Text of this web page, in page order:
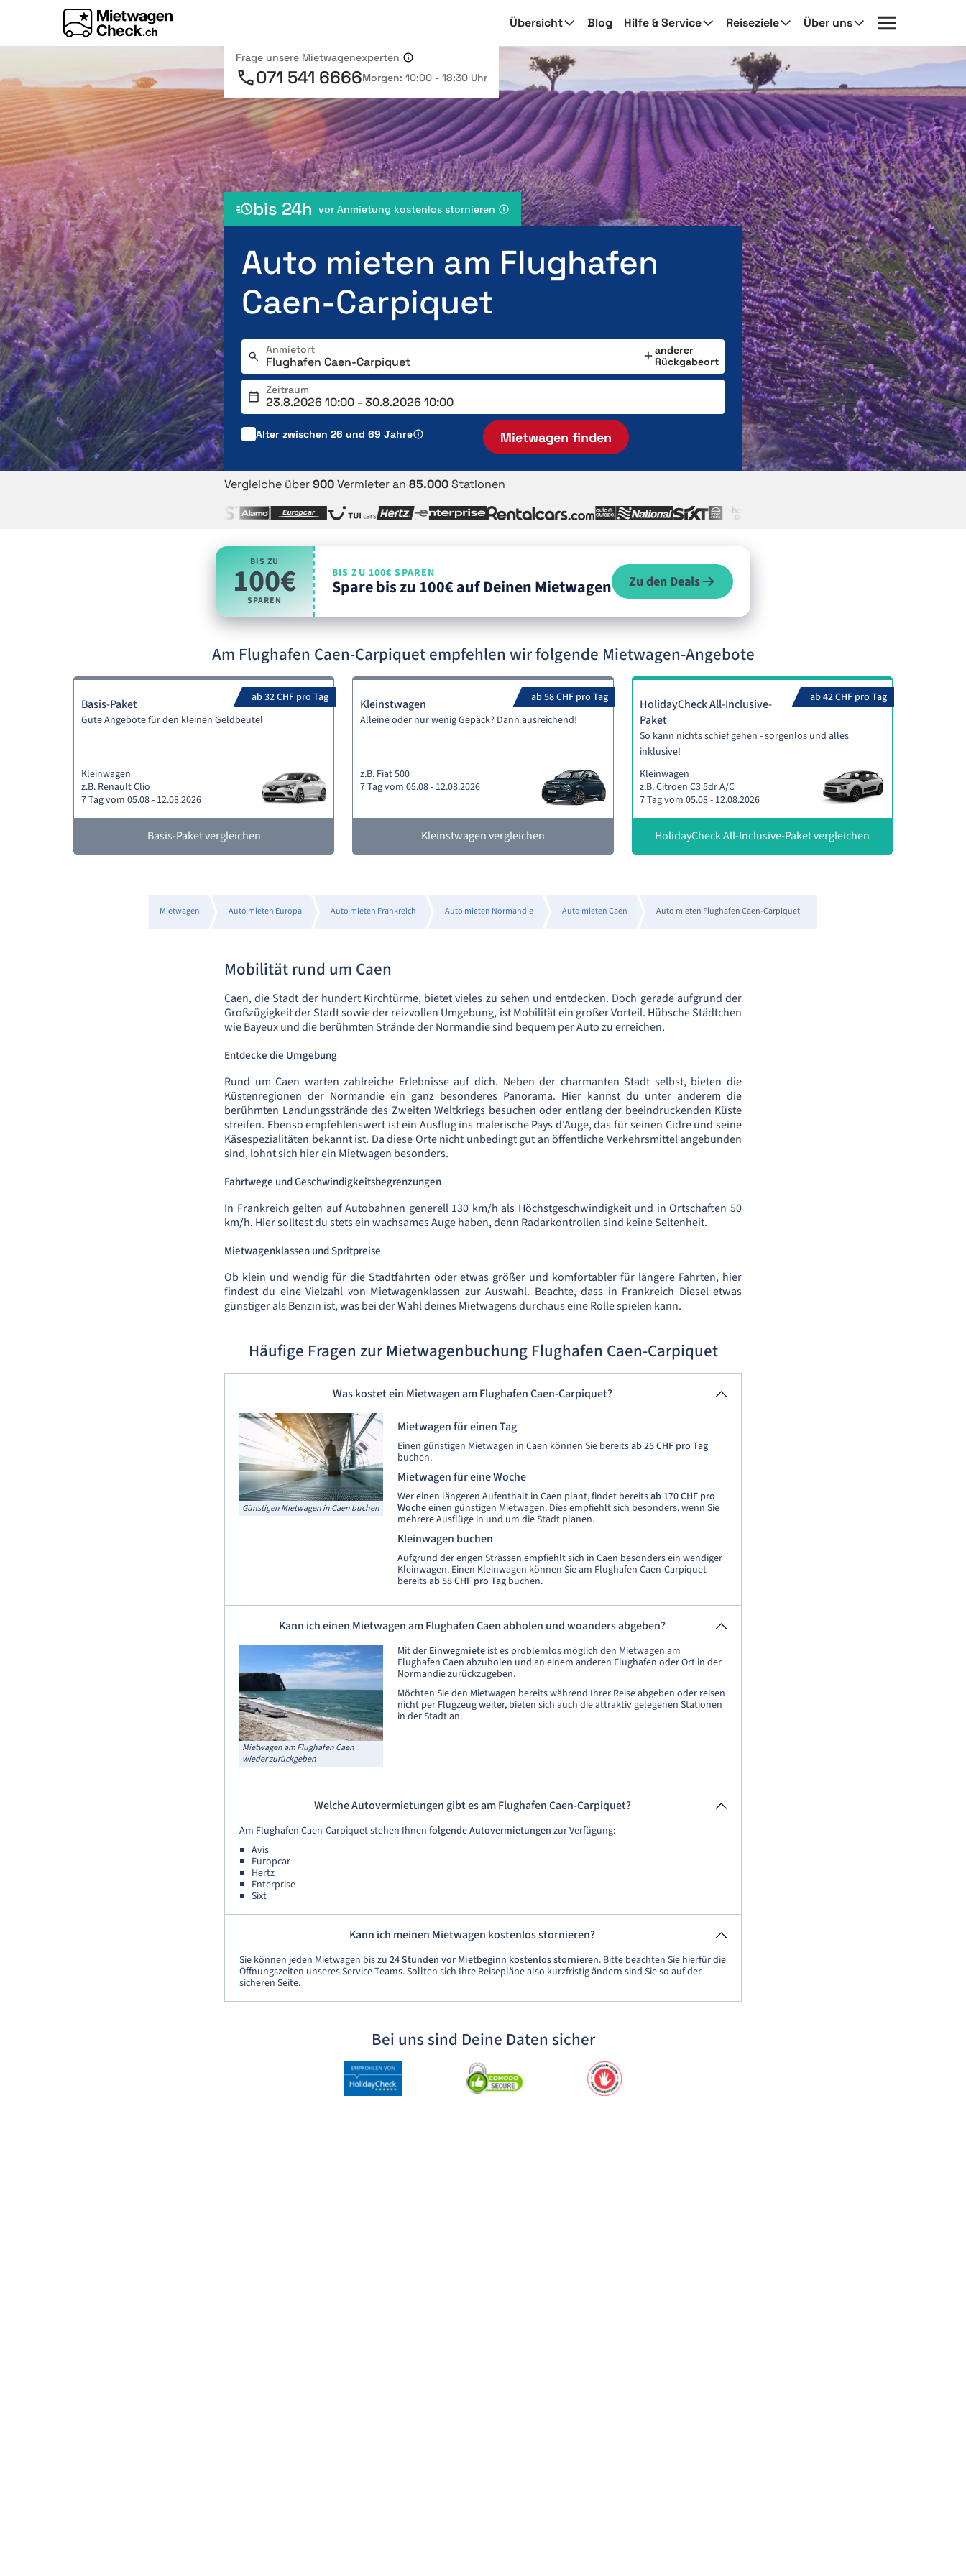
Übersicht Blog Hilfe & Service Reiseziele Über uns
Frage unsere Mietwagenexperten
071 541 6666Morgen: 10:00 - 18:30 Uhr
bis 24h vor Anmietung kostenlos stornieren
Auto mieten am Flughafen
Caen-Carpiquet
Anmietort
anderer
Rückgabeort
Zeitraum
Alter zwischen 26 und 69 Jahre Mietwagen finden
Vergleiche über900Vermieter an 85.000Stationen
BIS ZU
100€
SPAREN
BIS ZU 100€ SPAREN
Spare bis zu 100€ auf Deinen Mietwagen Zu den Deals
Am Flughafen Caen-Carpiquet empfehlen wir folgende Mietwagen-Angebote
ab 32 CHF pro Tag
Basis-Paket
Gute Angebote für den kleinen Geldbeutel
Kleinwagen
z.B. Renault Clio
7 Tag vom 05.08 - 12.08.2026
Basis-Paket vergleichen
ab 58 CHF pro Tag
Kleinstwagen
Alleine oder nur wenig Gepäck? Dann ausreichend!
z.B. Fiat 500
7 Tag vom 05.08 - 12.08.2026
Kleinstwagen vergleichen
ab 42 CHF pro Tag
HolidayCheck All-Inclusive-
Paket
So kann nichts schief gehen - sorgenlos und alles
inklusive!
Kleinwagen
z.B. Citroen C3 5dr A/C
7 Tag vom 05.08 - 12.08.2026
HolidayCheck All-Inclusive-Paket vergleichen
Mietwagen Auto mieten Europa Auto mieten Frankreich Auto mieten Normandie Auto mieten Caen Auto mieten Flughafen Caen-Carpiquet
Mobilität rund um Caen
Caen, die Stadt der hundert Kirchtürme, bietet vieles zu sehen und entdecken. Doch gerade aufgrund der
Großzügigkeit der Stadt sowie der reizvollen Umgebung, ist Mobilität ein großer Vorteil. Hübsche Städtchen
wie Bayeux und die berühmten Strände der Normandie sind bequem per Auto zu erreichen.
Entdecke die Umgebung
Rund um Caen warten zahlreiche Erlebnisse auf dich. Neben der charmanten Stadt selbst, bieten die
Küstenregionen der Normandie ein ganz besonderes Panorama. Hier kannst du unter anderem die
berühmten Landungsstrände des Zweiten Weltkriegs besuchen oder entlang der beeindruckenden Küste
streifen. Ebenso empfehlenswert ist ein Ausflug ins malerische Pays d'Auge, das für seinen Cidre und seine
Käsespezialitäten bekannt ist. Da diese Orte nicht unbedingt gut an öffentliche Verkehrsmittel angebunden
sind, lohnt sich hier ein Mietwagen besonders.
Fahrtwege und Geschwindigkeitsbegrenzungen
In Frankreich gelten auf Autobahnen generell 130 km/h als Höchstgeschwindigkeit und in Ortschaften 50
km/h. Hier solltest du stets ein wachsames Auge haben, denn Radarkontrollen sind keine Seltenheit.
Mietwagenklassen und Spritpreise
Ob klein und wendig für die Stadtfahrten oder etwas größer und komfortabler für längere Fahrten, hier
findest du eine Vielzahl von Mietwagenklassen zur Auswahl. Beachte, dass in Frankreich Diesel etwas
günstiger als Benzin ist, was bei der Wahl deines Mietwagens durchaus eine Rolle spielen kann.
Häufige Fragen zur Mietwagenbuchung Flughafen Caen-Carpiquet
Was kostet ein Mietwagen am Flughafen Caen-Carpiquet?
Günstigen Mietwagen in Caen buchen
Mietwagen für einen Tag
Einen günstigen Mietwagen in Caen können Sie bereitsab 25 CHF pro Tag
buchen.
Mietwagen für eine Woche
Wer einen längeren Aufenthalt in Caen plant, findet bereitsab 170 CHF pro
Wocheeinen günstigen Mietwagen. Dies empfiehlt sich besonders, wenn Sie
mehrere Ausflüge in und um die Stadt planen.
Kleinwagen buchen
Aufgrund der engen Strassen empfiehlt sich in Caen besonders ein wendiger
Kleinwagen. Einen Kleinwagen können Sie am Flughafen Caen-Carpiquet
bereitsab 58 CHF pro Tag buchen.
Kann ich einen Mietwagen am Flughafen Caen abholen und woanders abgeben?
Mietwagen am Flughafen Caen
wieder zurückgeben
Mit der Einwegmiete ist es problemlos möglich den Mietwagen am
Flughafen Caen abzuholen und an einem anderen Flughafen oder Ort in der
Normandie zurückzugeben.
Möchten Sie den Mietwagen bereits während Ihrer Reise abgeben oder reisen
nicht per Flugzeug weiter, bieten sich auch die attraktiv gelegenen Stationen
in der Stadt an.
Welche Autovermietungen gibt es am Flughafen Caen-Carpiquet?
Am Flughafen Caen-Carpiquet stehen Ihnen folgende Autovermietungen zur Verfügung:
Avis
Europcar
Hertz
Enterprise
Sixt
Kann ich meinen Mietwagen kostenlos stornieren?
Sie können jeden Mietwagen bis zu 24 Stunden vor Mietbeginn kostenlos stornieren. Bitte beachten Sie hierfür die
Öffnungszeiten unseres Service-Teams. Sollten sich Ihre Reisepläne also kurzfristig ändern sind Sie so auf der
sicheren Seite.
Bei uns sind Deine Daten sicher